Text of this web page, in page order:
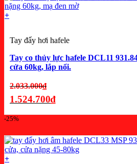
là:
+
Tay đẩy hơi hafele
Tay co thủy lực hafele DCL11
cửa 60kg, lắp nổi.
2.033.000₫Giá
gốc
1.524.700₫
tại
là:
-25%
+